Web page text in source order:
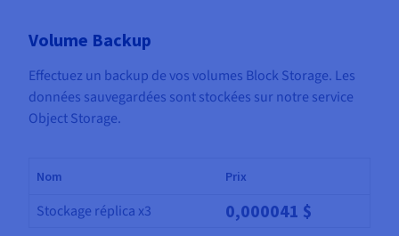
Volume Backup
Effectuez un backup de vos volumes Block Storage. Les
données sauvegardées sont stockées sur notre service
Object Storage.
Nom Prix
Stockage réplica x3 0,000041 $